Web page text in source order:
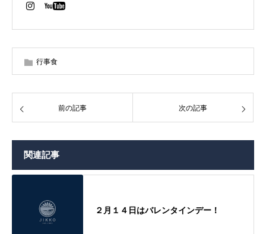
行事食
前の記事 次の記事
関連記事
２月１４日はバレンタインデー！